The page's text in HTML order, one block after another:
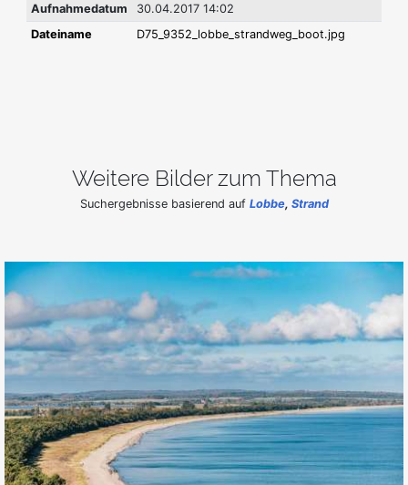
Aufnahmedatum
30.04.2017 14:02
Dateiname
D75_9352_lobbe_strandweg_boot.jpg
Weitere Bilder zum Thema
Suchergebnisse basierend auf Lobbe, Strand